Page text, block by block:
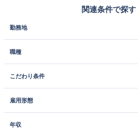
関連条件で探す
勤務地
職種
こだわり条件
雇用形態
年収